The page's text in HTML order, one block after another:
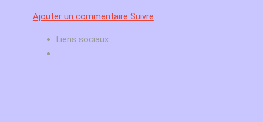
Ajouter un commentaire Suivre
Liens sociaux: